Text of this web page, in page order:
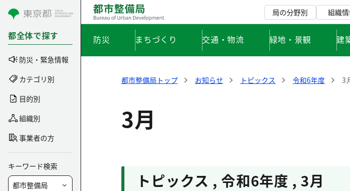
コンテンツにスキップ
都全体で探す
防災・緊急情報
カテゴリ別
目的別
組織別
事業者の方
キーワード検索
局の分野別 組織
防災 まちづくり 交通・物流 緑地・景観 建
都市整備局トップ お知らせ トピックス 令和6年度 3
3月
トピックス , 令和6年度 , 3月